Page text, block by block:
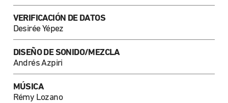
VERIFICACIÓN DE DATOS
Desirée Yépez
DISEÑO DE SONIDO/MEZCLA
Andrés Azpiri
MÚSICA
Rémy Lozano